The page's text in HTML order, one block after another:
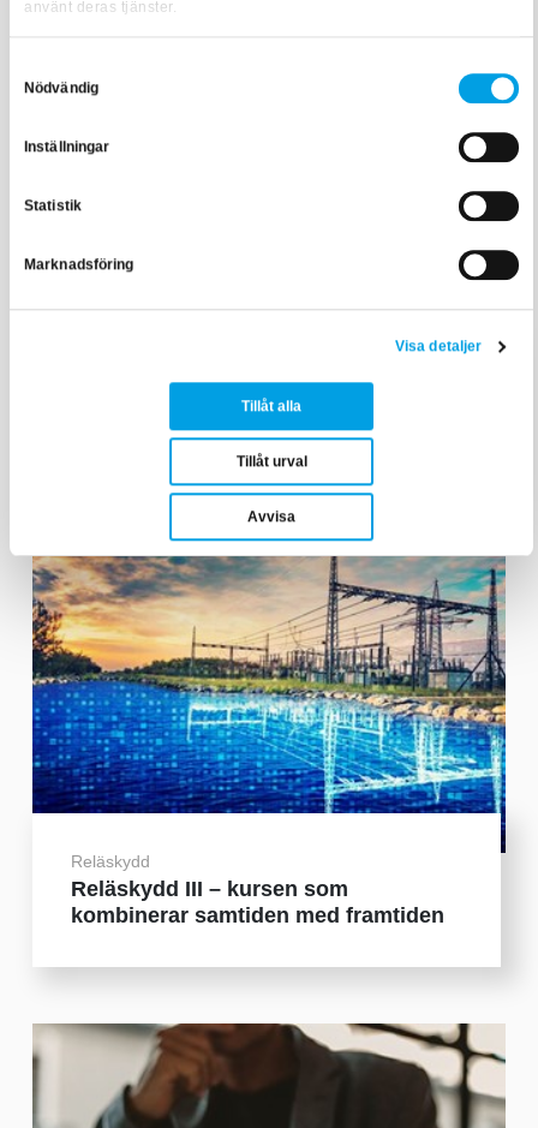
använt deras tjänster.
Nödvändig
Inställningar
Statistik
Marknadsföring
Visa detaljer
Tillåt alla
Tillåt urval
Avvisa
Digital tvillingutbildning
revolutionerar reläskyddsbransche...
Reläskydd
Reläskydd III – kursen som
kombinerar samtiden med framtiden